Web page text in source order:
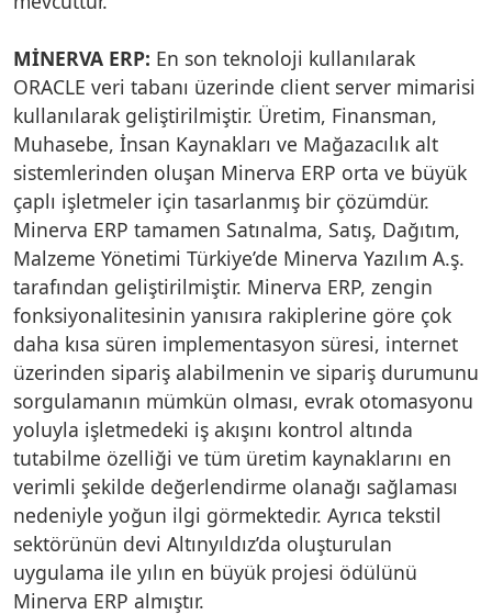
MİNERVA ERP: En son teknoloji kullanılarak
ORACLE veri tabanı üzerinde client server mimarisi
kullanılarak geliştirilmiştir. Üretim, Finansman,
Muhasebe, İnsan Kaynakları ve Mağazacılık alt
sistemlerinden oluşan Minerva ERP orta ve büyük
çaplı işletmeler için tasarlanmış bir çözümdür.
Minerva ERP tamamen Satınalma, Satış, Dağıtım,
Malzeme Yönetimi Türkiye’de Minerva Yazılım A.ş.
tarafından geliştirilmiştir. Minerva ERP, zengin
fonksiyonalitesinin yanısıra rakiplerine göre çok
daha kısa süren implementasyon süresi, internet
üzerinden sipariş alabilmenin ve sipariş durumunu
sorgulamanın mümkün olması, evrak otomasyonu
yoluyla işletmedeki iş akışını kontrol altında
tutabilme özelliği ve tüm üretim kaynaklarını en
verimli şekilde değerlendirme olanağı sağlaması
nedeniyle yoğun ilgi görmektedir. Ayrıca tekstil
sektörünün devi Altınyıldız’da oluşturulan
uygulama ile yılın en büyük projesi ödülünü
Minerva ERP almıştır.